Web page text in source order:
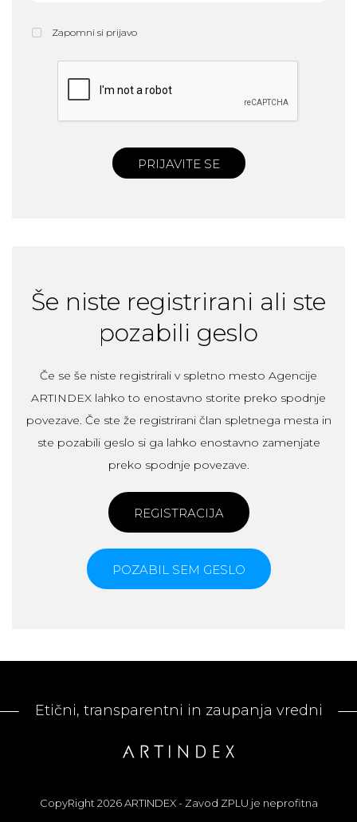
Zapomni si prijavo
PRIJAVITE SE
Še niste registrirani ali ste
pozabili geslo
Če se še niste registrirali v spletno mesto Agencije
ARTINDEX lahko to enostavno storite preko spodnje
povezave. Če ste že registrirani član spletnega mesta in
ste pozabili geslo si ga lahko enostavno zamenjate
preko spodnje povezave.
REGISTRACIJA
POZABIL SEM GESLO
Etični, transparentni in zaupanja vredni
CopyRight 2026 ARTINDEX - Zavod ZPLU je neprofitna